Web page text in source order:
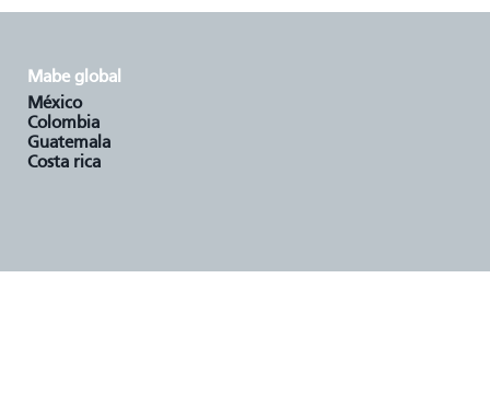
mabe global
méxico
colombia
guatemala
costa rica